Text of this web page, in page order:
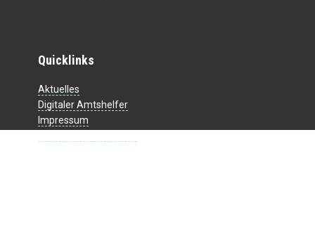
Quicklinks
Aktuelles
Digitaler Amtshelfer
Impressum